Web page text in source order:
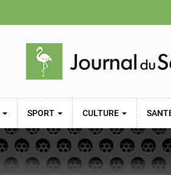
SPORT CULTURE